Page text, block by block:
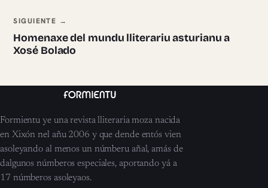
SIGUIENTE →
Homenaxe del mundu lliterariu asturianu a
Xosé Bolado
Formientu ye una revista lliteraria moza nacida
en Xixón nel añu 2006 y que dende entós vien
asoleyando al menos un númberu añal, amás de
dalgunos númberos especiales, aportando yá a
17 númberos asoleyaos.